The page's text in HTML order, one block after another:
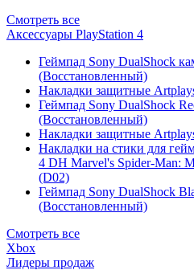
Смотреть все
Аксессуары PlayStation 4
Геймпад Sony DualShock
(Восстановленный)
Накладки защитные
Геймпад Sony DualShock
(Восстановленный)
Накладки защитные
Накладки на стики для
4 DH Marvel's Spider-Man:
(D02)
Геймпад Sony DualShock
(Восстановленный)
Смотреть все
Xbox
Лидеры продаж